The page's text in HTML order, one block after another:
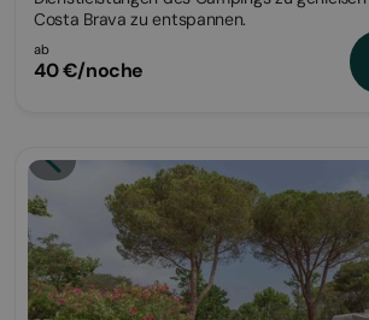
Costa Brava zu entspannen.
ab
40 €/noche
Parcela